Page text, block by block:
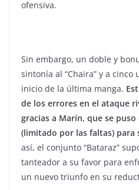
ofensiva.
Sin embargo, un doble y
sintonía al “Chaira” y a
inicio de la última manga.
de los errores en el ataque
gracias a Marín, que se
(limitado por las faltas) para
así, el conjunto “Bataraz”
tanteador a su favor para
un nuevo triunfo en su